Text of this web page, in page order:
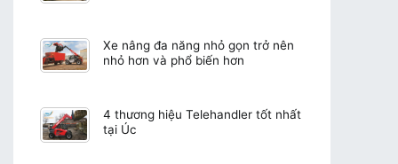
Xe nâng đa năng nhỏ gọn trở nên
nhỏ hơn và phổ biến hơn
4 thương hiệu Telehandler tốt nhất
tại Úc